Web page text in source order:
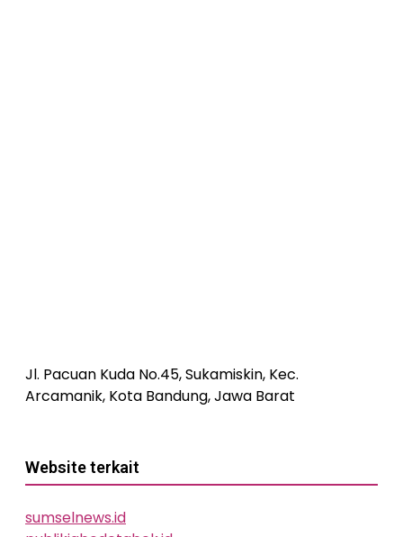
Jl. Pacuan Kuda No.45, Sukamiskin, Kec.
Arcamanik, Kota Bandung, Jawa Barat
Website terkait
sumselnews.id